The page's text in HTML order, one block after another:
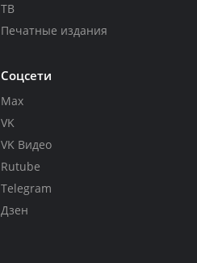
ТВ
Печатные издания
Соцсети
Max
VK
VK Видео
Rutube
Telegram
Дзен